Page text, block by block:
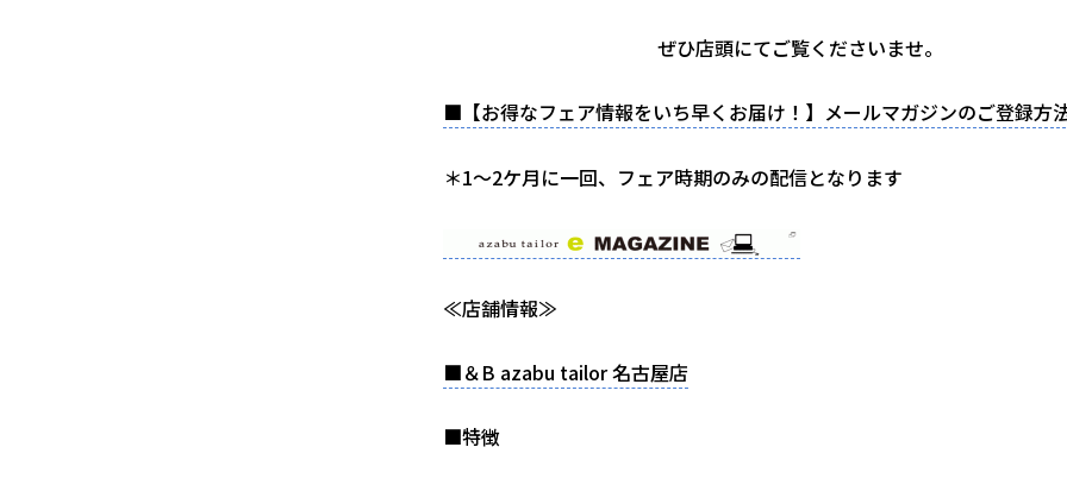
ぜひ店頭にてご覧くださいませ。
■【お得なフェア情報をいち早くお届け！】メールマガジンのご登録方
＊1～2ケ月に一回、フェア時期のみの配信となります
≪店舗情報≫
■＆B azabu tailor 名古屋店
■特徴